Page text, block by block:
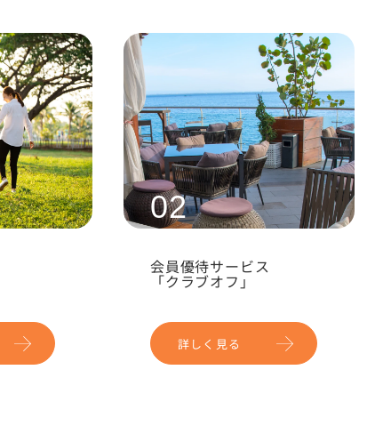
02
会員優待サービス
「クラブオフ」
詳しく見る